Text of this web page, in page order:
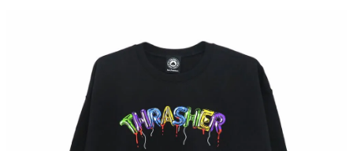
デッキブランド一覧（全てのデッキ）
サイズからデッキを選ぶ
トラックブランド一覧（全てのトラック）
適合デッキサイズから選ぶ
ウィール
ウィールブランド一覧（全てのウィール）
ウィールをサイズから選ぶ
スピットファイヤー F4（フォーミュラフォ
シューズブランド一覧
シューズをサイズから選ぶ
ロングスリーブTシャツ
ジャケット
パーカー
スタッフおすすめアイテム
ショップライダー紹介
スタッフ紹介
カリフォルニアストリートの歴史